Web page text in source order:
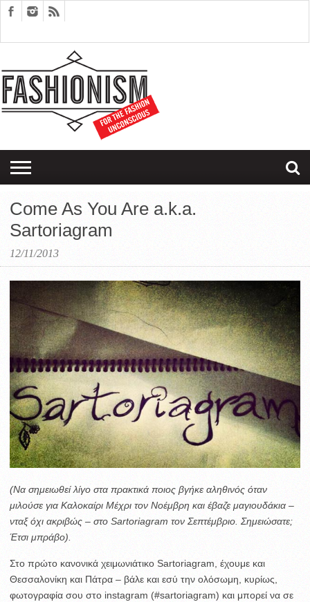
EDITORIALS
COUPLES
THERAPY
SARTORIAGRAM
Come As You Are a.k.a.
Sartoriagram
12/11/2013
(Να σημειωθεί λίγο στα πρακτικά ποιος βγήκε αληθινός όταν
μιλούσε για Καλοκαίρι Μέχρι τον Νοέμβρη και έβαζε μαγιουδάκια –
νταξ όχι ακριβώς – στο Sartoriagram τον Σεπτέμβριο. Σημειώσατε;
Έτσι μπράβο).
Στο πρώτο κανονικά χειμωνιάτικο Sartoriagram, έχουμε και
Θεσσαλονίκη και Πάτρα – βάλε και εσύ την ολόσωμη, κυρίως,
φωτογραφία σου στο instagram (#sartoriagram) και μπορεί να σε